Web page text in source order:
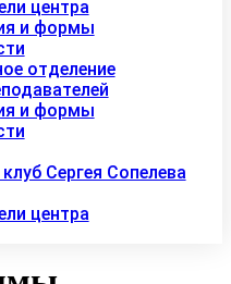
центра
и формы
отделение
и формы
Сергея Сопелева
центра